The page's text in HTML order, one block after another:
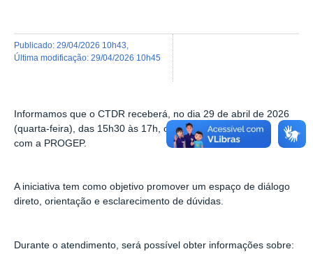
publicado: 29/04/2026 10h43
última modificação: 29/04/2026 10h45
Informamos que o CTDR receberá, no dia 29 de abril de 2026
(quarta-feira), das 15h30 às 17h , o Plantão Tira-Dúvidas
com a PROGEP.
A iniciativa tem como objetivo promover um espaço de diálogo
direto, orientação e esclarecimento de dúvidas.
Durante o atendimento, será possível obter informações sobre: